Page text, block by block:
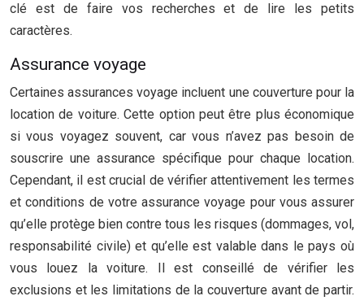
clé est de faire vos recherches et de lire les petits
caractères.
Assurance voyage
Certaines assurances voyage incluent une couverture pour la
location de voiture. Cette option peut être plus économique
si vous voyagez souvent, car vous n’avez pas besoin de
souscrire une assurance spécifique pour chaque location.
Cependant, il est crucial de vérifier attentivement les termes
et conditions de votre assurance voyage pour vous assurer
qu’elle protège bien contre tous les risques (dommages, vol,
responsabilité civile) et qu’elle est valable dans le pays où
vous louez la voiture. Il est conseillé de vérifier les
exclusions et les limitations de la couverture avant de partir.